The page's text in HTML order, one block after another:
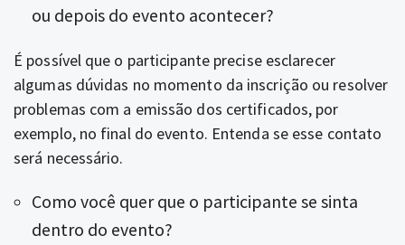
ou depois do evento acontecer?
É possível que o participante precise esclarecer
algumas dúvidas no momento da inscrição ou resolver
problemas com a emissão dos certificados, por
exemplo, no final do evento. Entenda se esse contato
será necessário.
Como você quer que o participante se sinta
dentro do evento?